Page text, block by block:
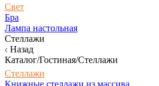
Свет
Бра
Лампа настольная
Стеллажи
Назад
Каталог/Гостиная/Стеллажи
Стеллажи
Книжные стеллажи из массива